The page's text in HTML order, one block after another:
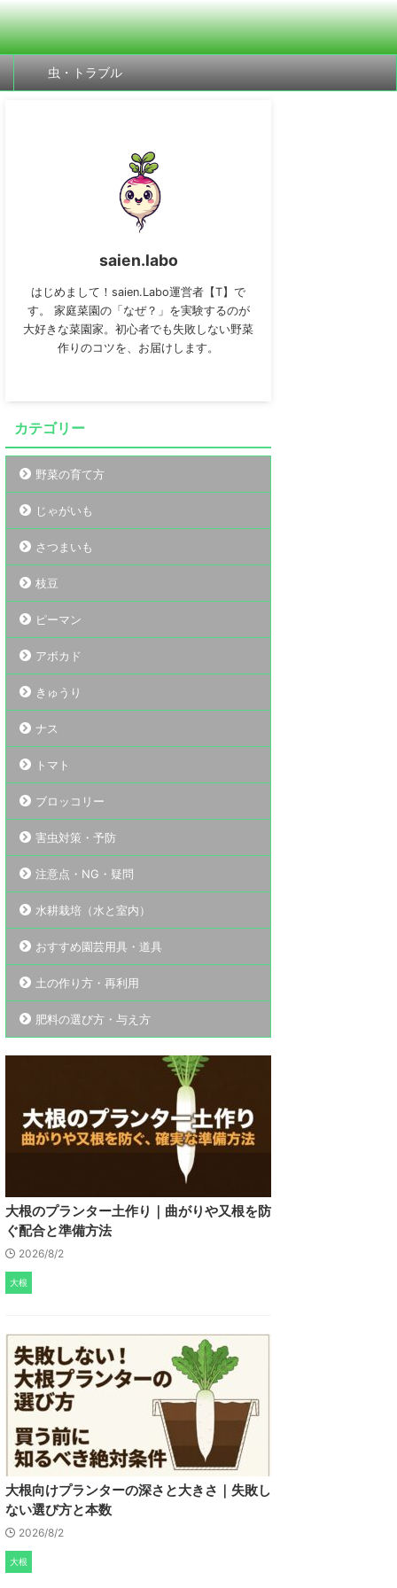
虫・トラブル
saien.labo
はじめまして！saien.Labo運営者【T】で
す。 家庭菜園の「なぜ？」を実験するのが
大好きな菜園家。初心者でも失敗しない野菜
作りのコツを、お届けします。
カテゴリー
野菜の育て方
じゃがいも
さつまいも
枝豆
ピーマン
アボカド
きゅうり
ナス
トマト
ブロッコリー
害虫対策・予防
注意点・NG・疑問
水耕栽培（水と室内）
おすすめ園芸用具・道具
土の作り方・再利用
肥料の選び方・与え方
大根のプランター土作り｜曲がりや又根を防
ぐ配合と準備方法
2026/8/2
大根
大根向けプランターの深さと大きさ｜失敗し
ない選び方と本数
2026/8/2
大根